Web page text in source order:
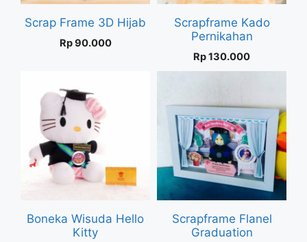
Scrap Frame 3D Hijab
Rp90.000
Scrapframe Kado
Pernikahan
Rp130.000
Boneka Wisuda Hello
Kitty
Scrapframe Flanel
Graduation